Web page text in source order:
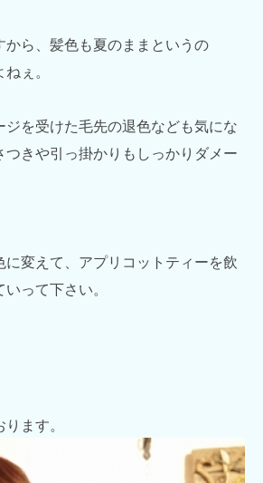
から、髪色も夏のままというの
ぇ。
を受けた毛先の退色なども気にな
つきや引っ掛かりもしっかりダメー
変えて、アプリコットティーを飲
って下さい。
ます。